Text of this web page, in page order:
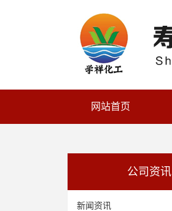
网站首页
公司资讯
新闻资讯